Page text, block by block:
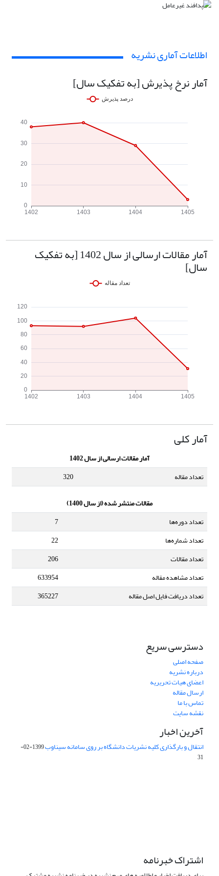
اطلاعات آماری نشریه
آمار نرخ پذیرش [به تفکیک سال]
آمار مقالات ارسالی از سال 1402 [به تفکیک
سال]
آمار کلی
آمار مقالات ارسالی از سال 1402
تعداد مقاله
320
مقالات منتشر شده (از سال 1400)
تعداد دوره‌ها
7
تعداد شماره‌ها
22
تعداد مقالات
206
تعداد مشاهده مقاله
633954
تعداد دریافت فایل اصل مقاله
365227
دسترسی سریع
صفحه اصلی
درباره نشریه
اعضای هیات تحریریه
ارسال مقاله
تماس با ما
نقشه سایت
آخرین اخبار
انتقال و بارگذاری کلیه نشریات دانشگاه بر روی سامانه سیناوب
1399-02-
31
اشتراک خبرنامه